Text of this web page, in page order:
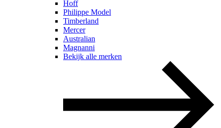
Hoff
Philippe Model
Timberland
Mercer
Australian
Magnanni
Bekijk alle merken